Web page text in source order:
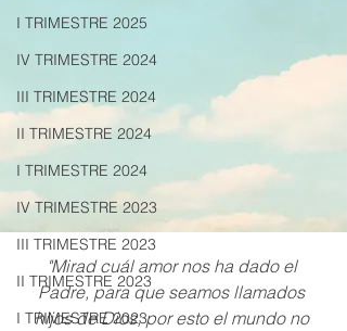
I TRIMESTRE 2025
IV TRIMESTRE 2024
III TRIMESTRE 2024
II TRIMESTRE 2024
I TRIMESTRE 2024
IV TRIMESTRE 2023
III TRIMESTRE 2023
II TRIMESTRE 2023
I TRIMESTRE 2023
"Mirad cuál amor nos ha dado el
Padre, para que seamos llamados
hijos de Dios; por esto el mundo no